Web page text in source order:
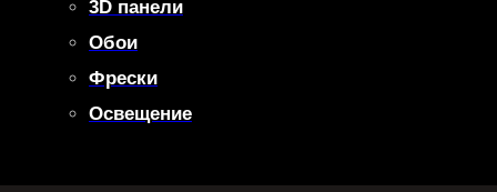
3D панели
Обои
Фрески
Освещение